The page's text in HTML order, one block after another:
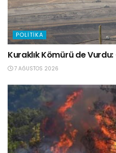
POLITIKA
Kuraklık Kömürü de
7 AĞUSTOS 2026